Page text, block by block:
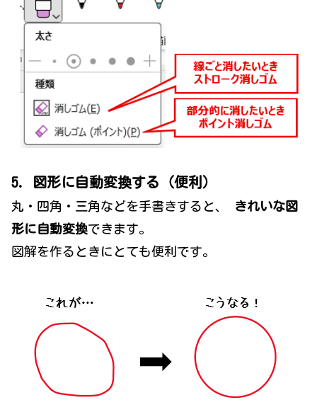
5. 図形に自動変換する（便利）
丸・四角・三角などを手書きすると、
きれいな図
形に自動変換できます。
図解を作るときにとても便利です。